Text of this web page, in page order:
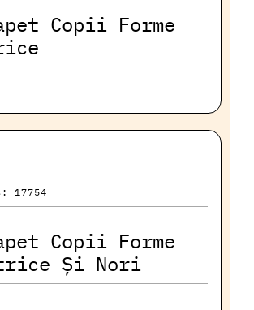
Copii Forme
17754
Copii Forme
Și Nori